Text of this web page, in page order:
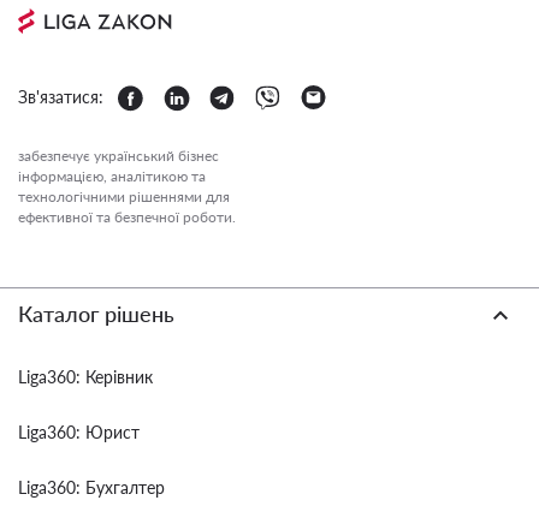
Зв'язатися:
забезпечує український бізнес
інформацією, аналітикою та
технологічними рішеннями для
ефективної та безпечної роботи.
Каталог рішень
Liga360: Керівник
Liga360: Юрист
Liga360: Бухгалтер